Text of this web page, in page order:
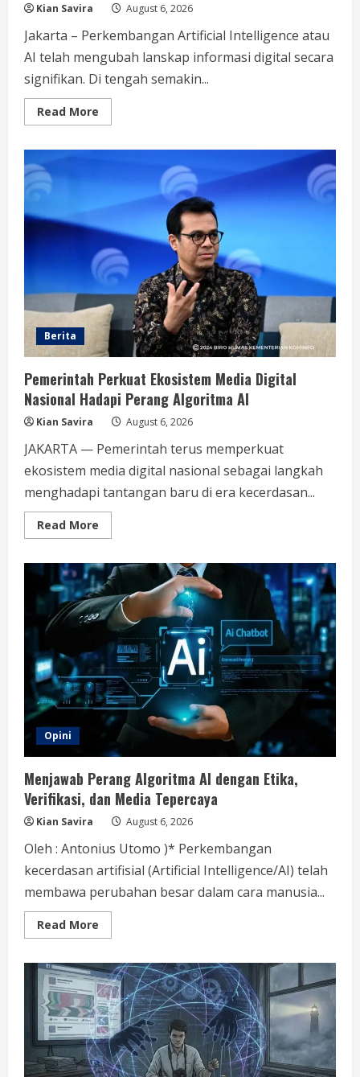
Kian Savira August 6, 2026
Jakarta – Perkembangan Artificial Intelligence atau
AI telah mengubah lanskap informasi digital secara
signifikan. Di tengah semakin...
Read More
more
Kompleks,
Publik
Diminta
Informasi
Digital
Berita
Pemerintah Perkuat Ekosistem Media Digital
Nasional Hadapi Perang Algoritma AI
Kian Savira August 6, 2026
JAKARTA — Pemerintah terus memperkuat
ekosistem media digital nasional sebagai langkah
menghadapi tantangan baru di era kecerdasan...
Read More
more
Perkuat
Ekosistem
Media
Digital
Nasional
Hadapi
Perang
Algoritma
AI
Opini
Menjawab Perang Algoritma AI dengan Etika,
Verifikasi, dan Media Tepercaya
Kian Savira August 6, 2026
Oleh : Antonius Utomo )* Perkembangan
kecerdasan artifisial (Artificial Intelligence/AI) telah
membawa perubahan besar dalam cara manusia...
Read More
more
Perang
Algoritma
AI
dengan
Etika,
Verifikasi,
dan
Media
Tepercaya